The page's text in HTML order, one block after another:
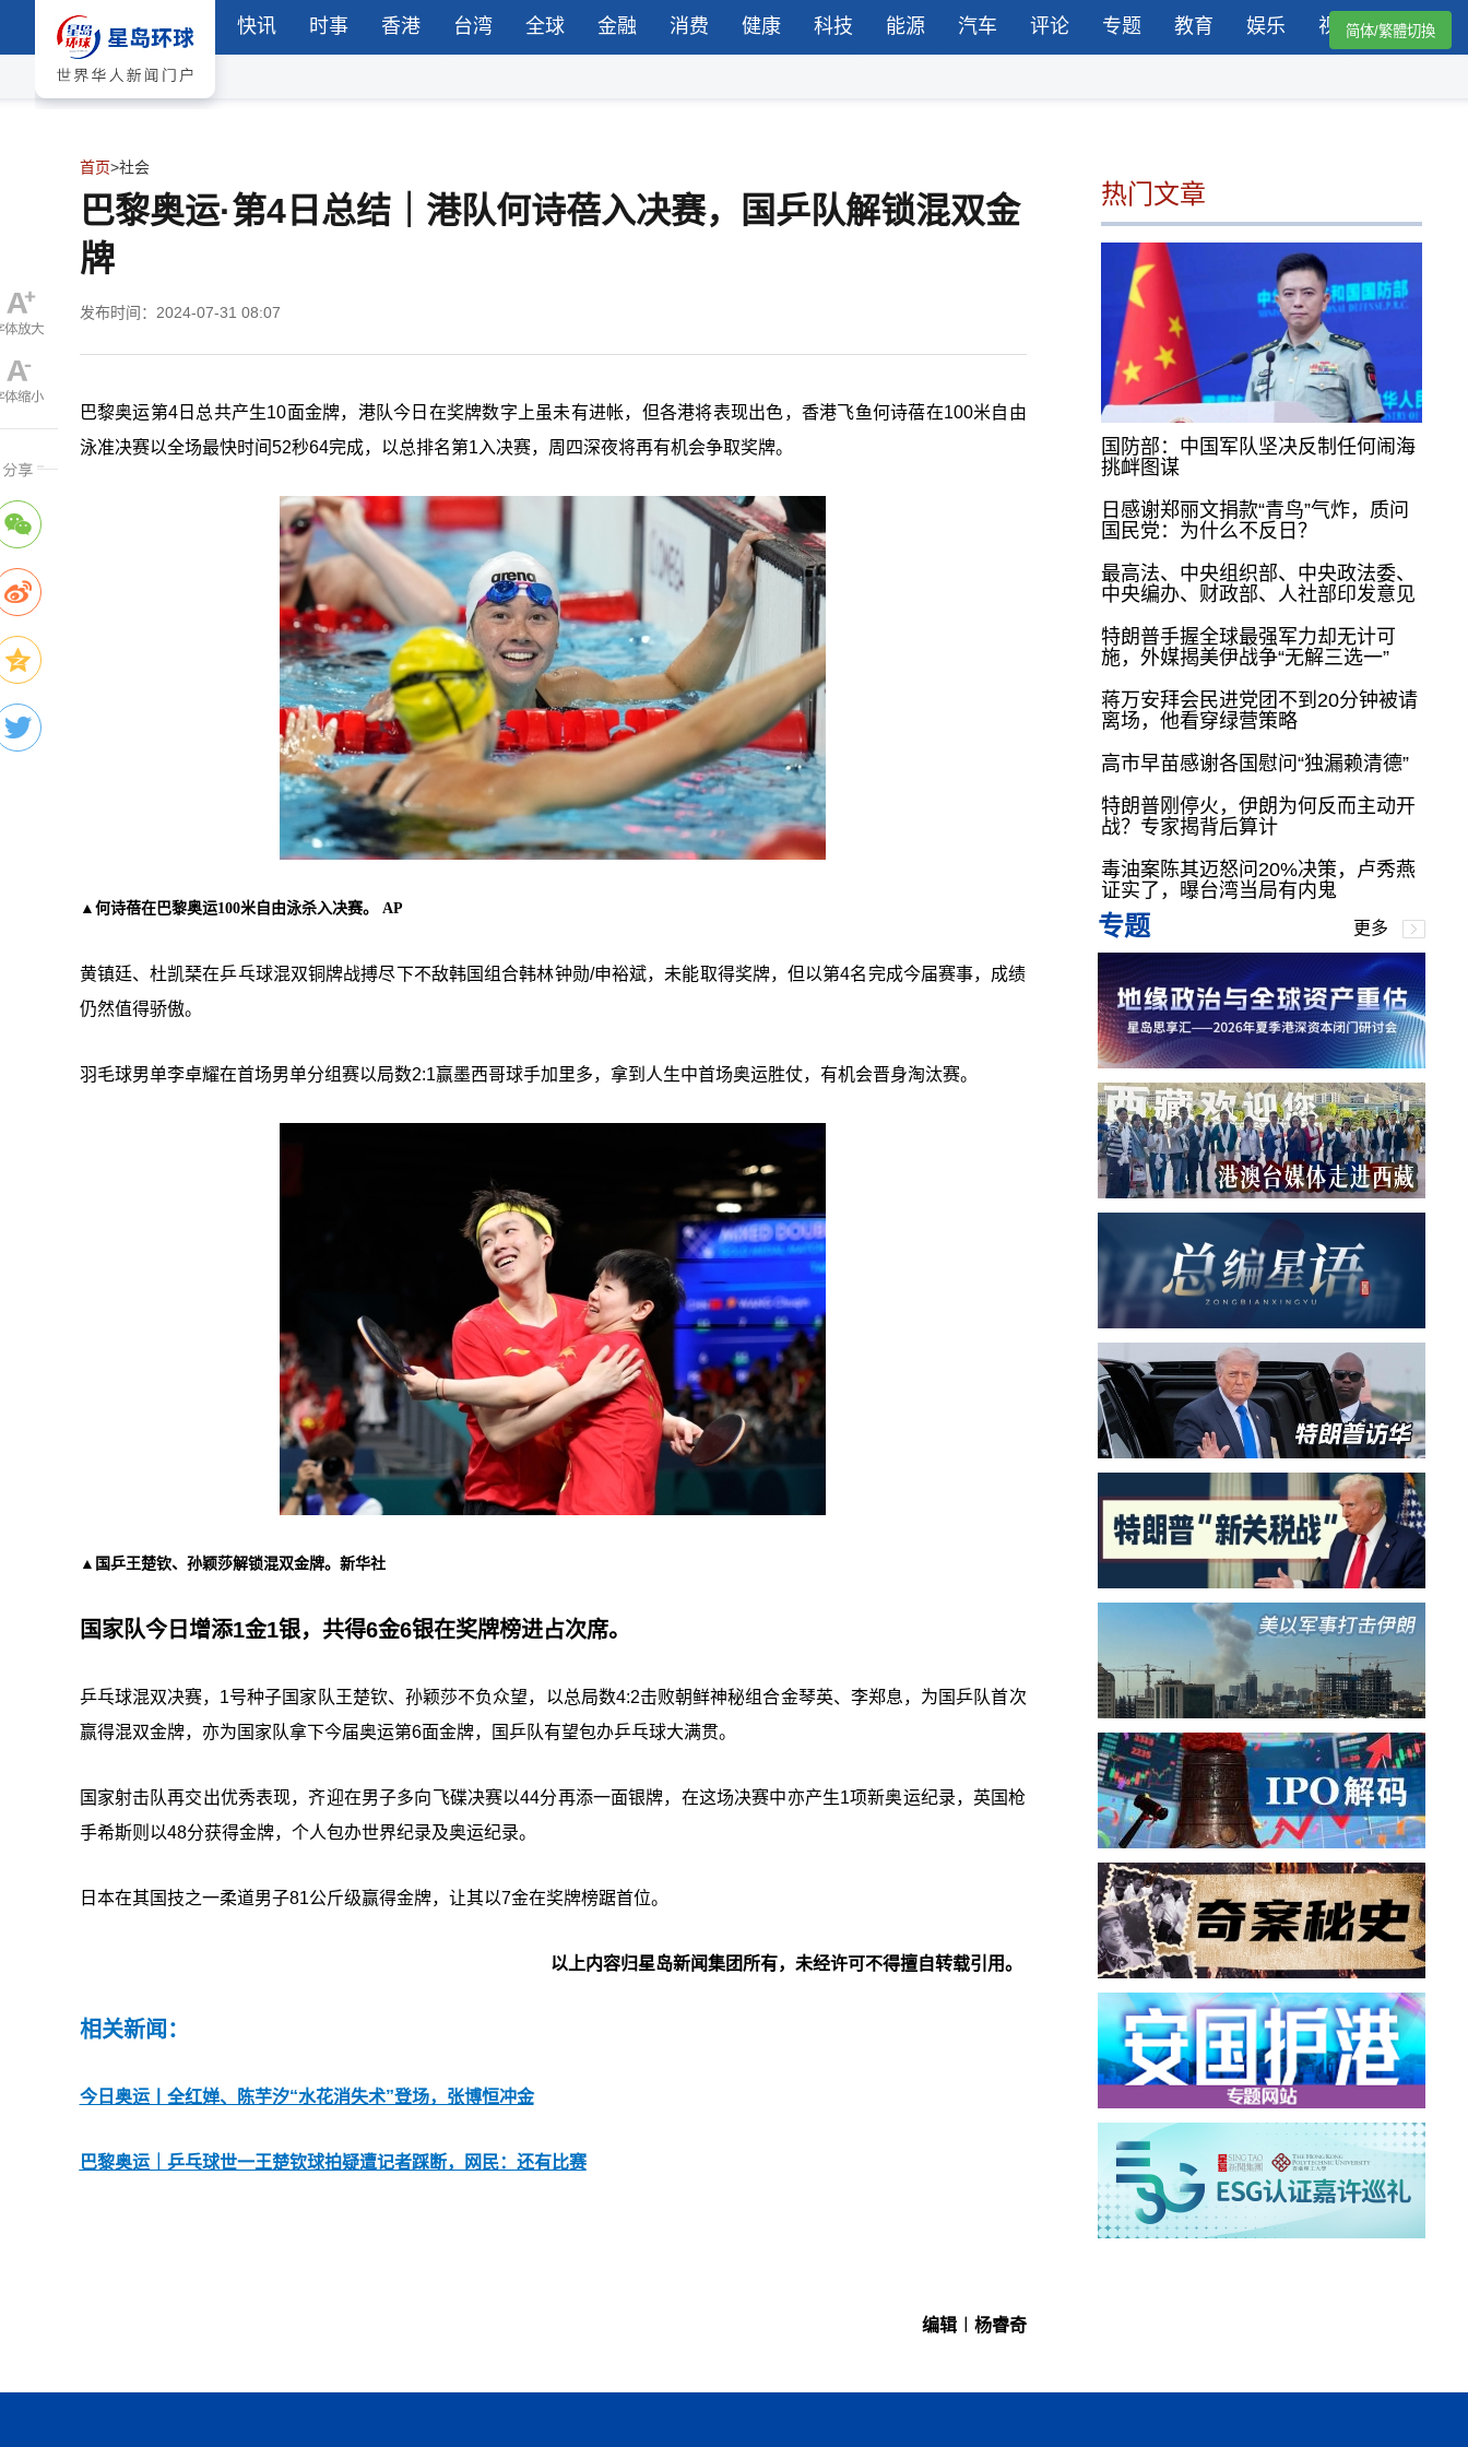
快讯 时事 香港 台湾 全球 金融 消费 健康 科技 能源 汽车 评论 专题 教育 娱乐 视频简体/繁體切換
首页>社会
巴黎奥运·第4日总结｜港队何诗蓓入决赛，国乒队解锁混双金
牌
发布时间：2024-07-31 08:07
巴黎奥运第4日总共产生10面金牌，港队今日在奖牌数字上虽未有进帐，但各港将表现出色，香港飞鱼何诗蓓在100米自由
泳准决赛以全场最快时间52秒64完成，以总排名第1入决赛，周四深夜将再有机会争取奖牌。
▲何诗蓓在巴黎奥运100米自由泳杀入决赛。 AP
黄镇廷、杜凯琹在乒乓球混双铜牌战搏尽下不敌韩国组合韩林钟勋/申裕斌，未能取得奖牌，但以第4名完成今届赛事，成绩
仍然值得骄傲。
羽毛球男单李卓耀在首场男单分组赛以局数2:1赢墨西哥球手加里多，拿到人生中首场奥运胜仗，有机会晋身淘汰赛。
▲国乒王楚钦、孙颖莎解锁混双金牌。新华社
国家队今日增添1金1银，共得6金6银在奖牌榜进占次席。
乒乓球混双决赛，1号种子国家队王楚钦、孙颖莎不负众望，以总局数4:2击败朝鲜神秘组合金琴英、李郑息，为国乒队首次
赢得混双金牌，亦为国家队拿下今届奥运第6面金牌，国乒队有望包办乒乓球大满贯。
国家射击队再交出优秀表现，齐迎在男子多向飞碟决赛以44分再添一面银牌，在这场决赛中亦产生1项新奥运纪录，英国枪
手希斯则以48分获得金牌，个人包办世界纪录及奥运纪录。
日本在其国技之一柔道男子81公斤级赢得金牌，让其以7金在奖牌榜踞首位。
以上内容归星岛新闻集团所有，未经许可不得擅自转载引用。
相关新闻：
今日奥运丨全红婵、陈芋汐“水花消失术”登场，张博恒冲金
巴黎奥运｜乒乓球世一王楚钦球拍疑遭记者踩断，网民：还有比赛
编辑︱杨睿奇
热门文章
国防部：中国军队坚决反制任何闹海
挑衅图谋
日感谢郑丽文捐款“青鸟”气炸，质问
国民党：为什么不反日？
最高法、中央组织部、中央政法委、
中央编办、财政部、人社部印发意见
特朗普手握全球最强军力却无计可
施，外媒揭美伊战争“无解三选一”
蒋万安拜会民进党团不到20分钟被请
离场，他看穿绿营策略
高市早苗感谢各国慰问“独漏赖清德”
特朗普刚停火，伊朗为何反而主动开
战？专家揭背后算计
毒油案陈其迈怒问20%决策，卢秀燕
证实了，曝台湾当局有内鬼
专题 更多